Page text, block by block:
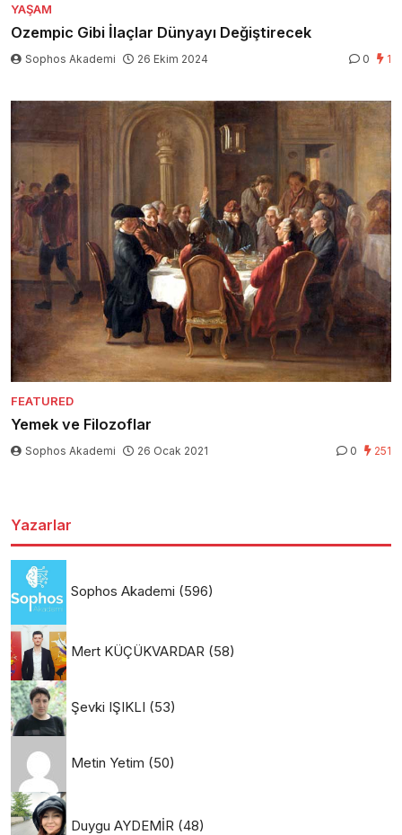
YAŞAM
Ozempic Gibi İlaçlar Dünyayı Değiştirecek
Sophos Akademi 26 Ekim 2024 0 1
FEATURED
Yemek ve Filozoflar
Sophos Akademi 26 Ocak 2021 0 251
Yazarlar
Sophos Akademi (596)
Mert KÜÇÜKVARDAR (58)
Şevki IŞIKLI (53)
Metin Yetim (50)
Duygu AYDEMİR (48)